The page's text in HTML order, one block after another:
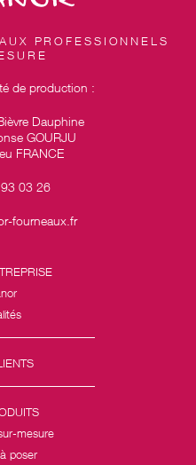
PROFESSIONNELS
de production :
Dauphine
GOURJU
FRANCE
03 26
fourneaux.fr
mesure
poser